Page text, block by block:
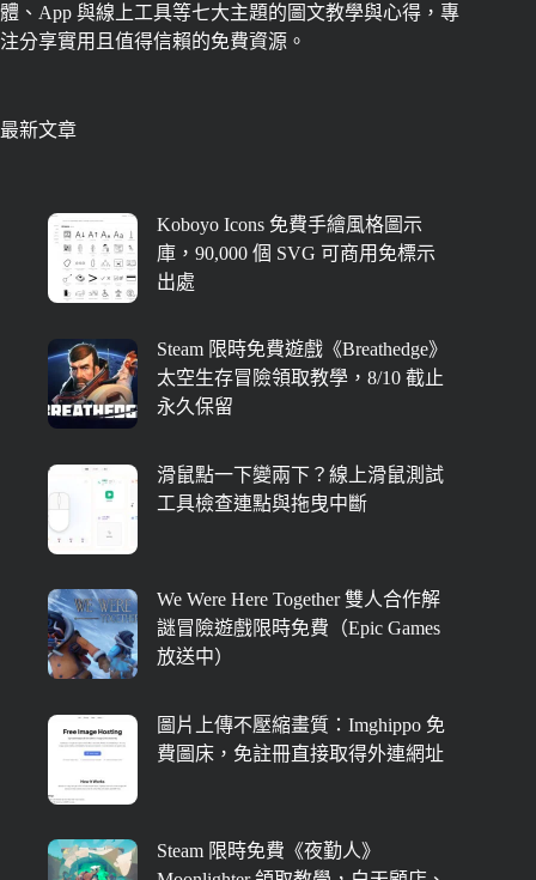
體、App 與線上工具等七大主題的圖文教學與心得，專
注分享實用且值得信賴的免費資源。
最新文章
Koboyo Icons 免費手繪風格圖示
庫，90,000 個 SVG 可商用免標示
出處
Steam 限時免費遊戲《Breathedge》
太空生存冒險領取教學，8/10 截止
永久保留
滑鼠點一下變兩下？線上滑鼠測試
工具檢查連點與拖曳中斷
We Were Here Together 雙人合作解
謎冒險遊戲限時免費（Epic Games
放送中）
圖片上傳不壓縮畫質：Imghippo 免
費圖床，免註冊直接取得外連網址
Steam 限時免費《夜勤人》